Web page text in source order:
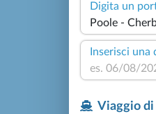
Digita un
Inserisci una
Viaggio